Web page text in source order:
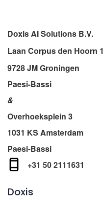
Doxis AI Solutions B.V.
Laan Corpus den Hoorn 1
9728 JM Groningen
Paesi-Bassi
&
Overhoeksplein 3
1031 KS Amsterdam
Paesi-Bassi
+31 50 2111631
Doxis